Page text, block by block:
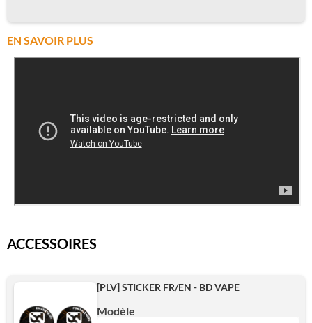
EN SAVOIR PLUS
ACCESSOIRES
[PLV] STICKER FR/EN - BD VAPE
Modèle